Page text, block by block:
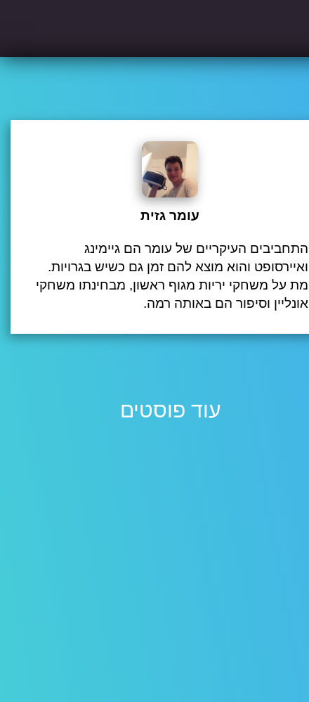
עומר גזית
התחביבים העיקריים של עומר הם גיימינג
ואיירסופט והוא מוצא להם זמן גם כשיש בגרויות.
מת על משחקי יריות מגוף ראשון, מבחינתו משחקי
אונליין וסיפור הם באותה רמה.
עוד פוסטים